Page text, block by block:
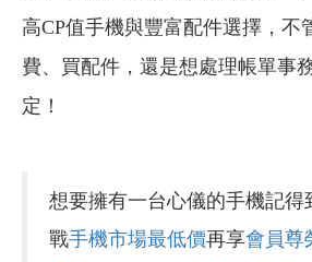
高CP值手機與豐富配件選擇，不
費、買配件，還是想處理帳單事
定！
想要擁有一台心儀的手機記得
戰手機市場最低價再享會員尊